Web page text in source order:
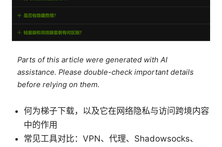
Parts of this article were generated with AI
assistance. Please double-check important details
before relying on them.
何为梯子下载，以及它在网络隐私与访问跨境内容
中的作用
常见工具对比：VPN、代理、Shadowsocks、